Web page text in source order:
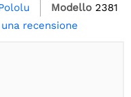
Modello 2381
recensione